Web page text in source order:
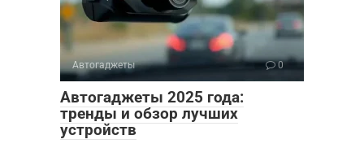
Автогаджеты 0
Автогаджеты 2025 года:
тренды и обзор лучших
устройств